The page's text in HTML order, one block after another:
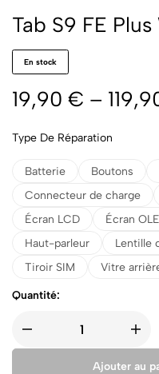
Tab S9 FE
En stock
19,90 € –
Type De Réparation
Batterie Boutons
Connecteur de charge
Écran LCD
Écran
Haut-parleur
Lentille
Tiroir SIM
Vitre
Quantité:
Ajouter au